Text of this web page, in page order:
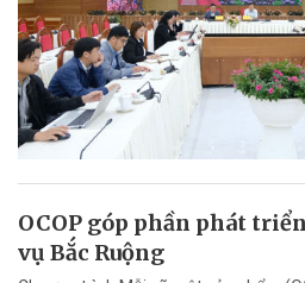
OCOP góp phần phát
vụ Bắc Ruộng